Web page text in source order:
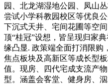
园、北龙湖湿地公园、凤山
尝试小学科教园校区等优良
下沉式天井、宅间花圃等空
顶“桂冠”设想，皆呈现归家
缘凸显. 政策端全面打消限购
焦点板块及高新区等成长型
值。现房、四代宅成支流产
型。涵盖会客堂、健身房、